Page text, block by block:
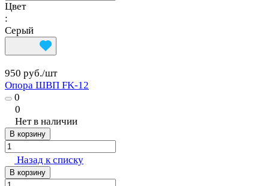
Цвет
:
Серый
950 руб./шт
Опора ШВП FK-12
0
0
Нет в наличии
В корзину
Назад к списку
В корзину